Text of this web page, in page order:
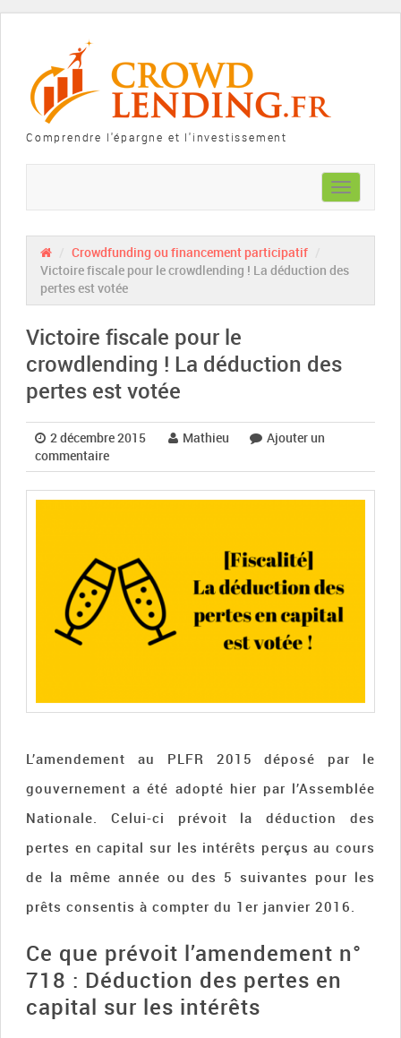
Comprendre l'épargne et l'investissement
Toggle
navigation
Crowdfunding ou financement participatif
Victoire fiscale pour le crowdlending ! La déduction des
pertes est votée
Victoire fiscale pour le
crowdlending ! La déduction des
pertes est votée
2 décembre 2015 Mathieu
Ajouter un
commentaire
L’amendement au PLFR 2015 déposé par le
gouvernement a été adopté hier par l’Assemblée
Nationale. Celui-ci prévoit la déduction des
pertes en capital sur les intérêts perçus au cours
de la même année ou des 5 suivantes pour les
prêts consentis à compter du 1er janvier 2016.
Ce que prévoit l’amendement n°
718 : Déduction des pertes en
capital sur les intérêts